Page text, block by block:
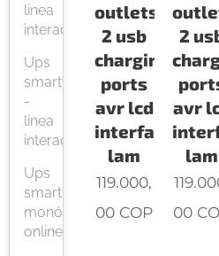
linea
interactiva
Ups
smart
-
linea
interactiva
Ups
smart
monófasicas
online
outlets
2 usb
charging
ports
avr lcd
interface
lam
119.000,
00 COP
2
avr
lam
00